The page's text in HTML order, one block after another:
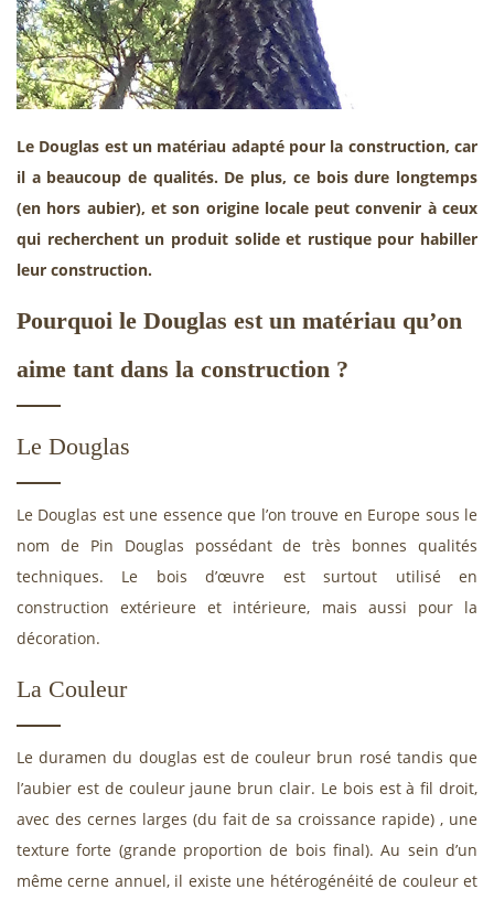
Le Douglas est un matériau adapté pour la construction, car
il a beaucoup de qualités. De plus, ce bois dure longtemps
(en hors aubier), et son origine locale peut convenir à ceux
qui recherchent un produit solide et rustique pour habiller
leur construction.
Pourquoi le Douglas est un matériau qu’on
aime tant dans la construction ?
Le Douglas
Le Douglas est une essence que l’on trouve en Europe sous le
nom de Pin Douglas possédant de très bonnes qualités
techniques. Le bois d’œuvre est surtout utilisé en
construction extérieure et intérieure, mais aussi pour la
décoration.
La Couleur
Le duramen du douglas est de couleur brun rosé tandis que
l’aubier est de couleur jaune brun clair. Le bois est à fil droit,
avec des cernes larges (du fait de sa croissance rapide) , une
texture forte (grande proportion de bois final). Au sein d’un
même cerne annuel, il existe une hétérogénéité de couleur et